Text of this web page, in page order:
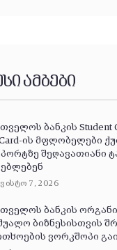
ამბები
ბანკის Student
ის მფლობელები
შეღავათიანი
7, 2026
ბანკის
ბიზნესისთვის
ვორკშოპი